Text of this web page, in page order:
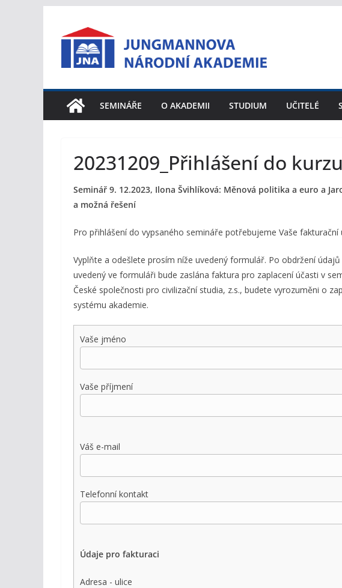
SEMINÁŘE O AKADEMII STUDIUM UČITELÉ
20231209_Přihlášení do
Seminář 9. 12.2023, Ilona Švihlíková: Měnová politika a euro a
a možná řešení
Pro přihlášení do vypsaného semináře potřebujeme Vaše fakturační
Vyplňte a odešlete prosím níže uvedený formulář. Po obdržení
uvedený ve formuláři bude zaslána faktura pro zaplacení účasti v
České společnosti pro civilizační studia, z.s., budete vyrozuměni o
systému akademie.
Vaše jméno
Vaše příjmení
Váš e-mail
Telefonní kontakt
Údaje pro fakturaci
Adresa - ulice